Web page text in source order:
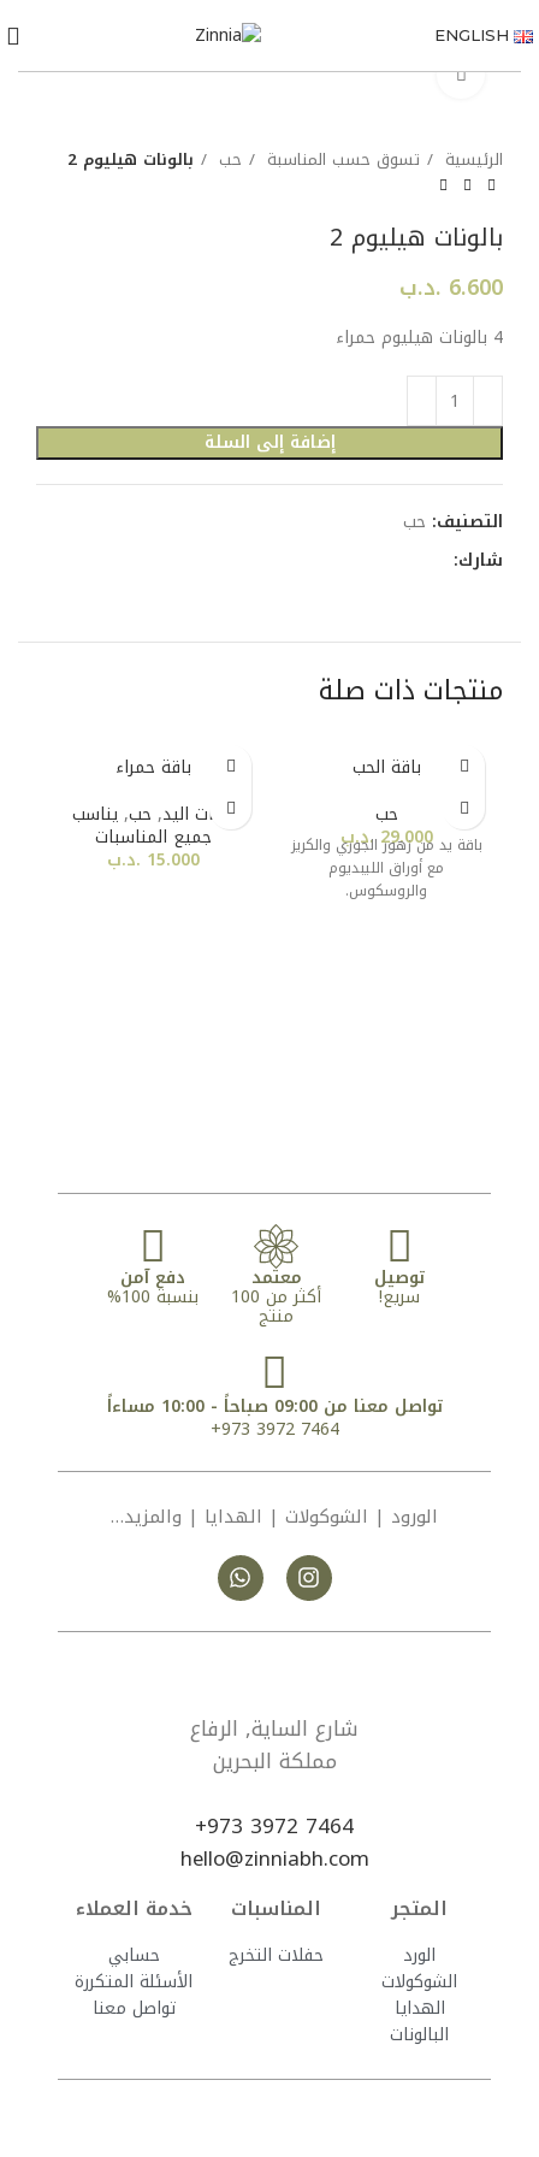
ENGLISH
Click to enlarge
الرئيسية تسوق حسب المناسبة حب بالونات هيليوم 2
بالونات هيليوم 2
6.600 .د.ب
4 بالونات هيليوم حمراء
إضافة إلى السلة
التصنيف: حب
شارك:
منتجات ذات صلة
باقة الحب
حب
29.000 .د.ب
باقة يد من زهور الجوري والكريز
مع أوراق الليبديوم
والروسكوس.
باقة حمراء
باقات اليد, حب,يناسب
جميع المناسبات
15.000 .د.ب
توصيل
سريع!
معتمد
أكثر من 100
منتج
دفع آمن
بنسبة 100%
تواصل معنا من 09:00 صباحاً - 10:00 مساءاً
7464 3972 973+
الورود | الشوكولات | الهدايا | والمزيد…
شارع الساية, الرفاع
مملكة البحرين
7464 3972 973+
hello@zinniabh.com
المتجر
الورد
الشوكولات
الهدايا
البالونات
المناسبات
حفلات التخرج
خدمة العملاء
حسابي
الأسئلة المتكررة
تواصل معنا